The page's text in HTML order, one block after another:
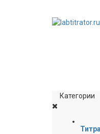
Категории